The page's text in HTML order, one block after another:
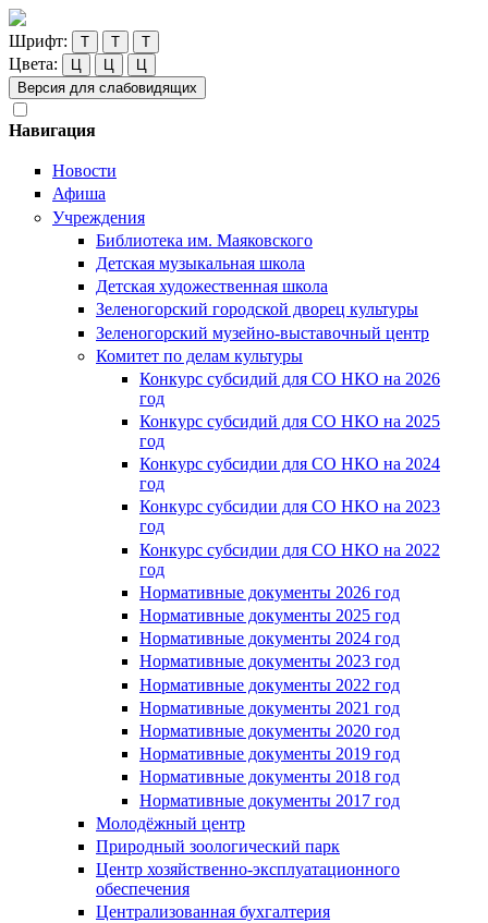
Шрифт: Т Т Т
Цвета: Ц Ц
Ц
Версия для слабовидящих
Навигация
Новости
Афиша
Учреждения
Библиотека им. Маяковского
Детская музыкальная школа
Детская художественная школа
Зеленогорский городской дворец культуры
Зеленогорский музейно-выставочный центр
Комитет по делам культуры
Конкурс субсидий для СО НКО на 2026
год
Конкурс субсидий для СО НКО на 2025
год
Конкурс субсидии для СО НКО на 2024
год
Конкурс субсидии для СО НКО на 2023
год
Конкурс субсидии для СО НКО на 2022
год
Нормативные документы 2026 год
Нормативные документы 2025 год
Нормативные документы 2024 год
Нормативные документы 2023 год
Нормативные документы 2022 год
Нормативные документы 2021 год
Нормативные документы 2020 год
Нормативные документы 2019 год
Нормативные документы 2018 год
Нормативные документы 2017 год
Молодёжный центр
Природный зоологический парк
Центр хозяйственно-эксплуатационного
обеспечения
Централизованная бухгалтерия